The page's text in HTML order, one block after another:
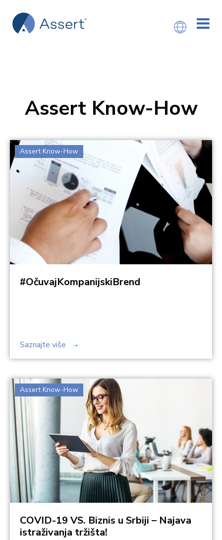
Assert Know-How
Assert Know-How
#OčuvajKompanijskiBrend
Saznajte više
Assert Know-How
COVID-19 VS. Biznis u Srbiji – Najava
istraživanja tržišta!